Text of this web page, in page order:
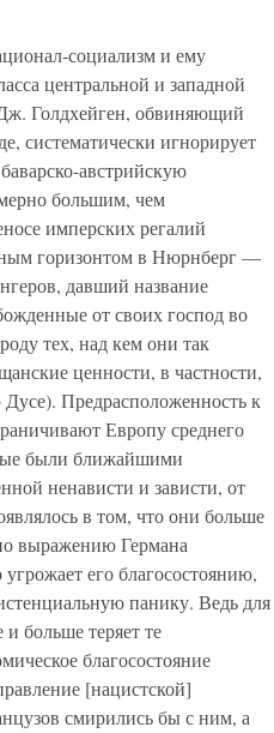
социализм и ему
центральной и западной
Голдхейген, обвиняющий
систематически игнорирует
австрийскую
большим, чем
имперских регалий
горизонтом в Нюрнберг —
давший название
от своих господ во
тех, над кем они так
ценности, в частности,
Предрасположенность к
Европу среднего
были ближайшими
ненависти и зависти, от
в том, что они больше
выражению Германа
его благосостоянию,
панику. Ведь для
больше теряет те
благосостояние
[нацистской]
смирились бы с ним, а